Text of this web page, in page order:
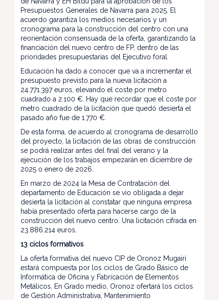
Presupuestos Generales de Navarra para 2025. El
acuerdo garantiza los medios necesarios y un
cronograma para la construcción del centro con una
reorientación consensuada de la oferta, garantizando la
financiación del nuevo centro de FP, dentro de las
prioridades presupuestarias del Ejecutivo foral.
Educación ha dado a conocer que va a incrementar el
presupuesto previsto para la nueva licitación a
24.771.397 euros, elevando el coste por metro
cuadrado a 2.100 €. Hay que recordar que el coste por
metro cuadrado de la licitación que quedó desierta el
pasado año fue de 1.770 €.
De esta forma, de acuerdo al cronograma de desarrollo
del proyecto, la licitación de las obras de construcción
se podrá realizar antes del final del verano y la
ejecución de los trabajos empezarán en diciembre de
2025 o enero de 2026.
En marzo de 2024 la Mesa de Contratación del
departamento de Educación se vio obligada a dejar
desierta la licitación al constatar que ninguna empresa
había presentado oferta para hacerse cargo de la
construcción del nuevo centro. Una licitación cifrada en
23.886.214 euros.
13 ciclos formativos
La oferta formativa del nuevo CIP de Oronoz Mugairi
estará compuesta por los ciclos de Grado Básico de
Informática de Oficina y Fabricación de Elementos
Metálicos. En Grado medio, Oronoz ofertará los ciclos
de Gestión Administrativa, Mantenimiento